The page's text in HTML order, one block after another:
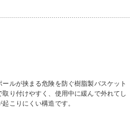
ルが挟まる危険を防ぐ樹脂製バスケット
り付けやすく、使用中に緩んで外れてし
こりにくい構造です。